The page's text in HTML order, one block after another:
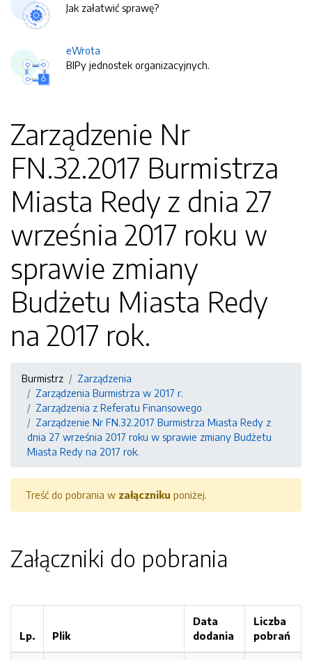
Jak załatwić sprawę?
eWrota
BIPy jednostek organizacyjnych.
Zarządzenie Nr
FN.32.2017 Burmistrza
Miasta Redy z dnia 27
września 2017 roku w
sprawie zmiany
Budżetu Miasta Redy
na 2017 rok.
Burmistrz
Zarządzenia
Zarządzenia Burmistrza w 2017 r.
Zarządzenia z Referatu Finansowego
Zarządzenie Nr FN.32.2017 Burmistrza Miasta Redy z
dnia 27 września 2017 roku w sprawie zmiany Budżetu
Miasta Redy na 2017 rok.
Treść do pobrania w załączniku poniżej.
Załączniki do pobrania
Lp. Plik
Data
dodania
Liczba
pobrań